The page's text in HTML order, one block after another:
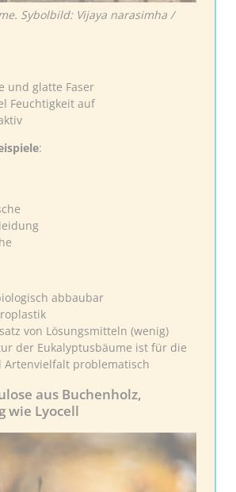
Sybolbild: Vijaya narasimha /
und glatte Faser
Feuchtigkeit auf
:
abbaubar
von Lösungsmitteln (wenig)
der Eukalyptusbäume ist für die
Artenvielfalt problematisch
aus Buchenholz,
wie Lyocell